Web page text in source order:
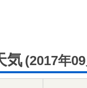
気 (2017年